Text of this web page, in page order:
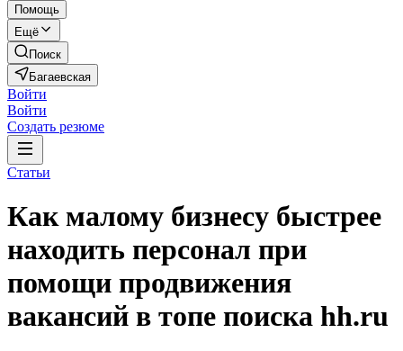
Помощь
Ещё
Поиск
Багаевская
Войти
Войти
Создать резюме
Статьи
Как малому бизнесу быстрее
находить персонал при
помощи продвижения
вакансий в топе поиска hh.ru